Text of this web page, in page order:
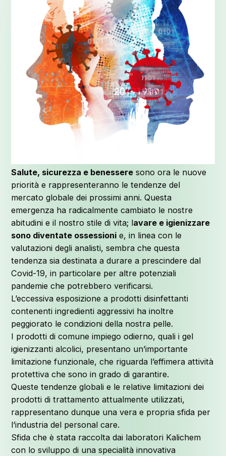
Salute, sicurezza e benessere sono ora le nuove
priorità e rappresenteranno le tendenze del
mercato globale dei prossimi anni. Questa
emergenza ha radicalmente cambiato le nostre
abitudini e il nostro stile di vita; lavare e igienizzare
sono diventate ossessioni e, in linea con le
valutazioni degli analisti, sembra che questa
tendenza sia destinata a durare a prescindere dal
Covid-19, in particolare per altre potenziali
pandemie che potrebbero verificarsi.
L’eccessiva esposizione a prodotti disinfettanti
contenenti ingredienti aggressivi ha inoltre
peggiorato le condizioni della nostra pelle.
I prodotti di comune impiego odierno, quali i gel
igienizzanti alcolici, presentano un’importante
limitazione funzionale, che riguarda l’effimera attività
protettiva che sono in grado di garantire.
Queste tendenze globali e le relative limitazioni dei
prodotti di trattamento attualmente utilizzati,
rappresentano dunque una vera e propria sfida per
l’industria del personal care.
Sfida che è stata raccolta dai laboratori Kalichem
con lo sviluppo di una specialità innovativa